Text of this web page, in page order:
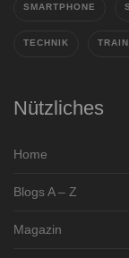
SMARTPHONE
TECHNIK
Nützliches
Home
Blogs A – Z
Magazin